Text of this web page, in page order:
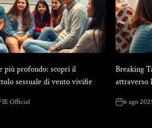
più profondo: scopri il
sessuale di vento vivifie
Official
Breaking
attraverso
6 ago